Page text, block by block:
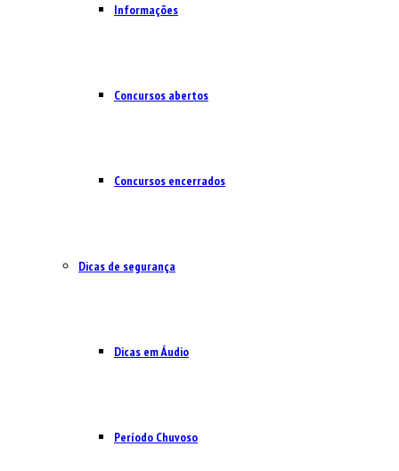
Informações
Concursos abertos
Concursos encerrados
Dicas de segurança
Dicas em Áudio
Período Chuvoso